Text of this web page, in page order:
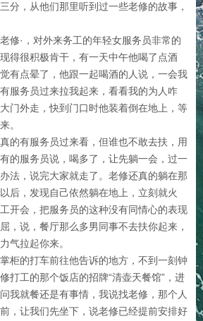
分，从他们那里听到过一些老修的故事，
修·，对外来务工的年轻女服务员非常的
得很积极肯干，有一天中午他喝了点酒
有点晕了，他跟一起喝酒的人说，一会我
服务员过来拉我起来，看看我的为人咋
门外走，快到门口时他装着倒在地上，等
。
的有服务员过来看，但谁也不敢去扶，用
的服务员说，喝多了，让先躺一会，过一
法，说完大家就走了。老修还真的躺在那
后，发现自己依然躺在地上，立刻就火
开会，把服务员的这种没有同情心的表现
，说，餐厅那么多男同事不去扶你起来，
气拉起你来。
柜的打车前往他告诉的地方，不到一刻钟
打工的那个饭店的招牌“清壶天餐馆”，进
我就餐还是有事情，我说找老修，那个人
，让我们先坐下，说老修已经提前安排好